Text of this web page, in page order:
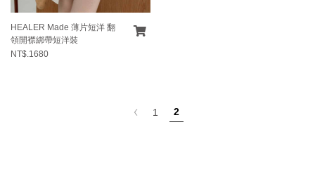
HEALER Made 薄片短洋 翻
領開襟綁帶短洋裝
NT$.1680
1 2